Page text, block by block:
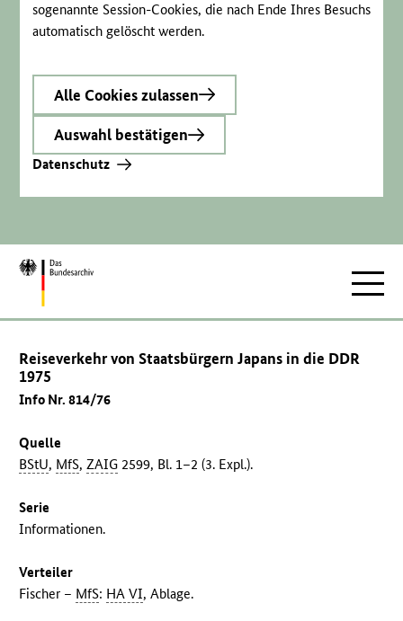
sogenannte Session-Cookies, die nach Ende Ihres Besuchs
automatisch gelöscht werden.
Alle Cookies zulassen
Auswahl bestätigen
Datenschutz
Zur
Reiseverkehr von Staatsbürgern Japans in die DDR
1975
Info Nr. 814/76
Quelle
BStU, MfS,ZAIG 2599, Bl. 1–2 (3. Expl.).
Serie
Informationen.
Verteiler
Fischer – MfS: HA VI, Ablage.